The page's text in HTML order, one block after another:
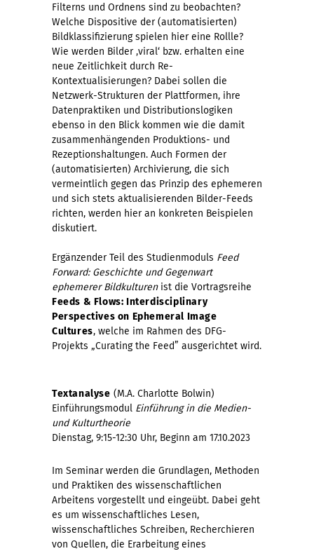
Filterns und Ordnens sind zu beobachten?
Welche Dispositive der (automatisierten)
Bildklassifizierung spielen hier eine Rollle?
Wie werden Bilder ‚viral‘ bzw. erhalten eine
neue Zeitlichkeit durch Re-
Kontextualisierungen? Dabei sollen die
Netzwerk-Strukturen der Plattformen, ihre
Datenpraktiken und Distributionslogiken
ebenso in den Blick kommen wie die damit
zusammenhängenden Produktions- und
Rezeptionshaltungen. Auch Formen der
(automatisierten) Archivierung, die sich
vermeintlich gegen das Prinzip des ephemeren
und sich stets aktualisierenden Bilder-Feeds
richten, werden hier an konkreten Beispielen
diskutiert.
Ergänzender Teil des Studienmoduls Feed
Forward: Geschichte und Gegenwart
ephemerer Bildkulturenist die Vortragsreihe
Feeds & Flows: Interdisciplinary
Perspectives on Ephemeral Image
Cultures, welche im Rahmen des DFG-
Projekts „Curating the Feed” ausgerichtet wird.
Textanalyse (M.A. Charlotte Bolwin)
Einführungsmodul Einführung in die Medien-
und Kulturtheorie
Dienstag, 9:15-12:30 Uhr, Beginn am 17.10.2023
Im Seminar werden die Grundlagen, Methoden
und Praktiken des wissenschaftlichen
Arbeitens vorgestellt und eingeübt. Dabei geht
es um wissenschaftliches Lesen,
wissenschaftliches Schreiben, Recherchieren
von Quellen, die Erarbeitung eines